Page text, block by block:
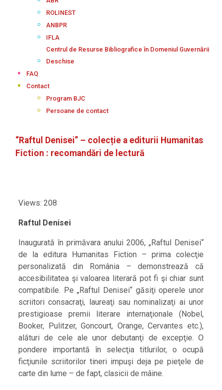
ROLINEST
ANBPR
IFLA
Centrul de Resurse Bibliografice în Domeniul Guvernării
Deschise
FAQ
Contact
Program BJC
Persoane de contact
“Raftul Denisei” – colecție a editurii Humanitas
Fiction : recomandări de lectură
Views: 208
Raftul Denisei
Inaugurată în primăvara anului 2006, „Raftul Denisei“
de la editura Humanitas Fiction – prima colecţie
personalizată din România – demonstrează că
accesibilitatea şi valoarea literară pot fi şi chiar sunt
compatibile. Pe „Raftul Denisei“ găsiţi operele unor
scriitori consacraţi, laureaţi sau nominalizaţi ai unor
prestigioase premii literare internaţionale (Nobel,
Booker, Pulitzer, Goncourt, Orange, Cervantes etc.),
alături de cele ale unor debutanţi de excepţie. O
pondere importantă în selecţia titlurilor, o ocupă
ficţiunile scriitorilor tineri impuşi deja pe pieţele de
carte din lume – de fapt, clasicii de mâine.